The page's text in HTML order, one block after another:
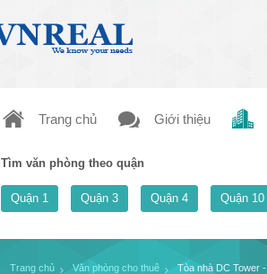
Trang chủ Giới thiệu
Tìm văn phòng theo quận
Quận 1 Quận 3 Quận 4 Quận 10
Trang chủ Văn phòng cho thuê Tòa nhà DC Tower